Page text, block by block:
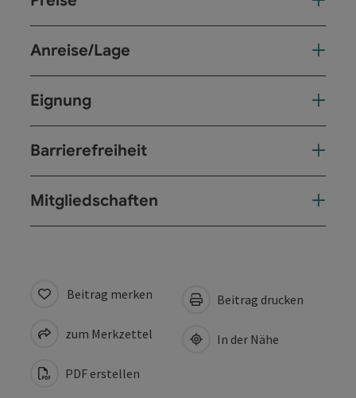
Anreise/Lage
Eignung
Barrierefreiheit
Mitgliedschaften
Beitrag merken
zum Merkzettel
PDF erstellen
Beitrag drucken
In der Nähe